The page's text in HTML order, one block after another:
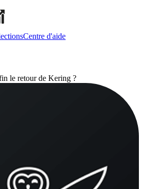
Centre d'aide
le retour de Kering ?